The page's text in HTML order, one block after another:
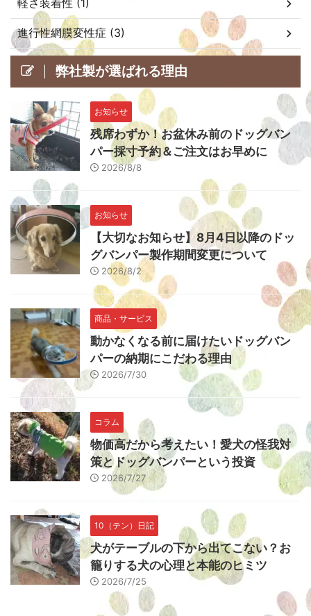
軽さ装着性 (1)
進行性網膜変性症 (3)
弊社製が選ばれる理由
お知らせ
残席わずか！お盆休み前のドッグバン
パー採寸予約＆ご注文はお早めに
2026/8/8
お知らせ
【大切なお知らせ】8月4日以降のドッ
グバンパー製作期間変更について
2026/8/2
商品・サービス
動かなくなる前に届けたいドッグバン
パーの納期にこだわる理由
2026/7/30
コラム
物価高だから考えたい！愛犬の怪我対
策とドッグバンパーという投資
2026/7/27
10（テン）日記
犬がテーブルの下から出てこない？お
籠りする犬の心理と本能のヒミツ
2026/7/25